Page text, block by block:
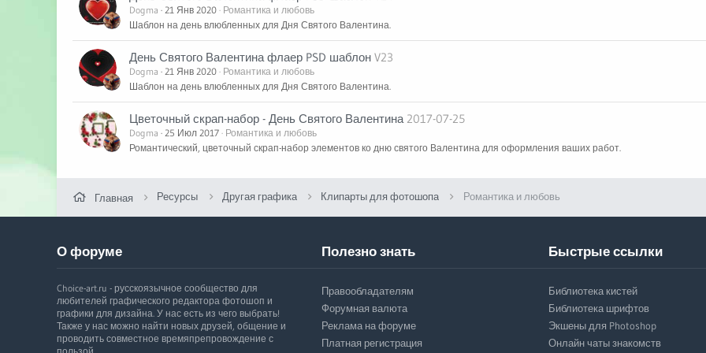
Dogma 21 Янв 2020 Романтика и любовь
Шаблон на день влюбленных для Дня Святого Валентина.
День Святого Валентина флаер PSD шаблон V23
Dogma 21 Янв 2020 Романтика и любовь
Шаблон на день влюбленных для Дня Святого Валентина.
Цветочный скрап-набор - День Святого Валентина 2017-07-25
Dogma 25 Июл 2017 Романтика и любовь
Романтический, цветочный скрап-набор элементов ко дню святого Валентина для оформления ваших работ.
Главная Ресурсы Другая графика Клипарты для фотошопа Романтика и любовь
О форуме
Choice-art.ru - русскоязычное сообщество для
любителей графического редактора фотошоп и
графики для дизайна. У нас есть из чего выбрать!
Также у нас можно найти новых друзей, общение и
проводить совместное времяпрепровождение с
Полезно знать
Правообладателям
Форумная валюта
Реклама на форуме
Платная регистрация
Быстрые ссылки
Библиотека кистей
Библиотека шрифтов
Экшены для Photoshop
Онлайн чаты знакомств